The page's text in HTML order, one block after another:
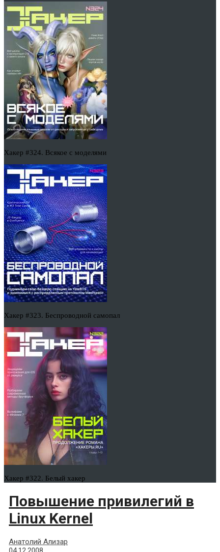
Хакер #324. Всякое с моделями
Хакер #323. Беспроводной самопал
Хакер #322. Белый хакер
Повышение привилегий в
Linux Kernel
Анатолий Ализар